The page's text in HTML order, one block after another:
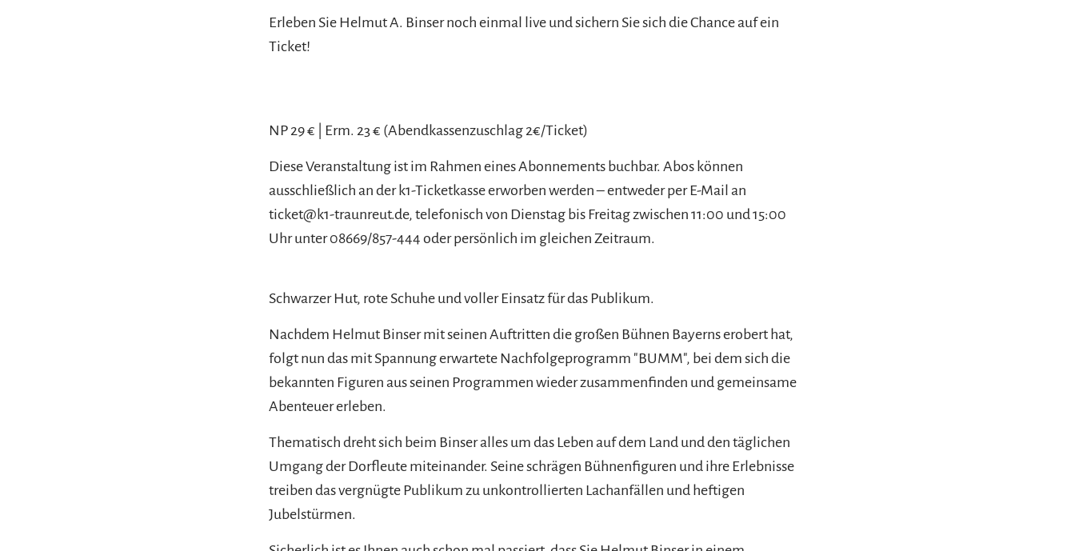
Erleben Sie Helmut A. Binser noch einmal live und sichern Sie sich die Chance auf ein
Ticket!
NP 29 € | Erm. 23 € (Abendkassenzuschlag 2€/Ticket)
Diese Veranstaltung ist im Rahmen eines Abonnements buchbar. Abos können
ausschließlich an der k1-Ticketkasse erworben werden – entweder per E-Mail an
ticket@k1-traunreut.de, telefonisch von Dienstag bis Freitag zwischen 11:00 und 15:00
Uhr unter 08669/857-444 oder persönlich im gleichen Zeitraum.
Schwarzer Hut, rote Schuhe und voller Einsatz für das Publikum.
Nachdem Helmut Binser mit seinen Auftritten die großen Bühnen Bayerns erobert hat,
folgt nun das mit Spannung erwartete Nachfolgeprogramm "BUMM", bei dem sich die
bekannten Figuren aus seinen Programmen wieder zusammenfinden und gemeinsame
Abenteuer erleben.
Thematisch dreht sich beim Binser alles um das Leben auf dem Land und den täglichen
Umgang der Dorfleute miteinander. Seine schrägen Bühnenfiguren und ihre Erlebnisse
treiben das vergnügte Publikum zu unkontrollierten Lachanfällen und heftigen
Jubelstürmen.